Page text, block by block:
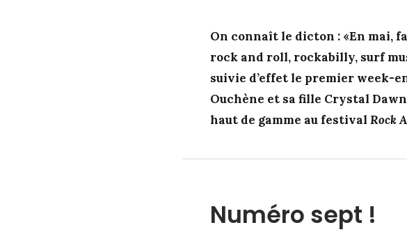
On connaît le dicton : «En mai,
rock and roll, rockabilly, surf
suivie d’effet le premier week-
Ouchène et sa fille Crystal Dawn
haut de gamme au festival Rock
Numéro sept !